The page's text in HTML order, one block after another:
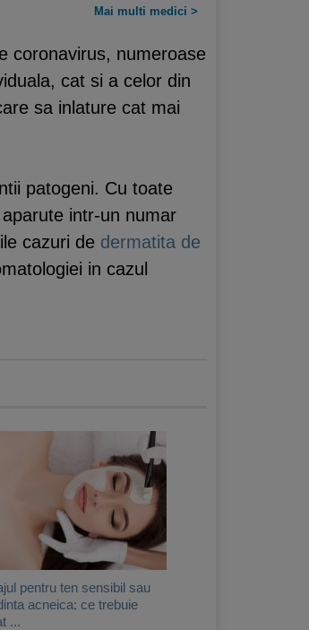
Mai multi medici >
coronavirus, numeroase
cat si a celor din
sa inlature cat mai
patogeni. Cu toate
intr-un numar
cazuri de dermatita de
in cazul
pentru ten sensibil sau
acneica: ce trebuie
...